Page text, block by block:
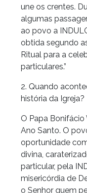
une os crentes.
algumas
ao povo a
obtida segundo
Ritual para a
particulares.”
2. Quando
história da Igreja?
O Papa Bonifácio
Ano Santo. O
oportunidade
divina,
particular, pela
misericórdia de
o Senhor quem